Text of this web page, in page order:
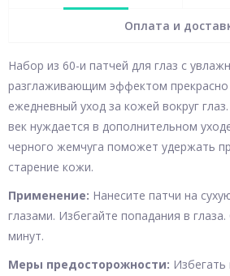
Оплата и
Набор из 60-и патчей для глаз с
разглаживающим эффектом
ежедневный уход за кожей вокруг
век нуждается в дополнительном
черного жемчуга поможет удержать
старение кожи.
Применение: Нанесите патчи на
глазами. Избегайте попадания в
минут.
Меры предосторожности: Избегать